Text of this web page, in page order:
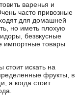
варенья и
часто привозные
для домашней
но иметь плохую
безвкусные
импортные товары
стоит искать на
фрукты, в
а когда стоит